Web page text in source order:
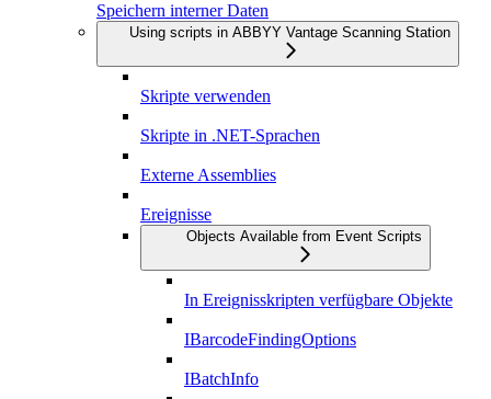
Speichern interner Daten
Using scripts in ABBYY Vantage Scanning Station
Skripte verwenden
Skripte in .NET-Sprachen
Externe Assemblies
Ereignisse
Objects Available from Event Scripts
In Ereignisskripten verfügbare Objekte
IBarcodeFindingOptions
IBatchInfo